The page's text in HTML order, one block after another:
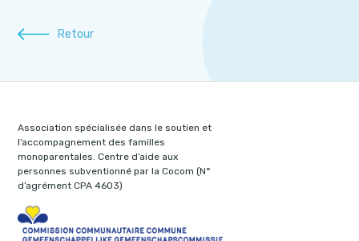
Retour
Association spécialisée dans le soutien et
l’accompagnement des familles
monoparentales. Centre d’aide aux
personnes subventionné par la Cocom (N°
d’agrément CPA 4603)